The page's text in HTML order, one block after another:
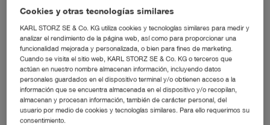
TELE PACK+ VET
Cookies y otras tecnologías similares
KARL STORZ SE & Co. KG utiliza cookies y tecnologías similares para medir y
analizar el rendimiento de la página web, así como para proporcionar una
funcionalidad mejorada y personalizada, o bien para fines de marketing.
Cuando se visita el sitio web, KARL STORZ SE & Co. KG o terceros que
actúan en nuestro nombre almacenan información, incluyendo datos
personales guardados en el dispositivo terminal y/o obtienen acceso a la
información que se encuentra almacenada en el dispositivo y/o recopilan,
almacenan y procesan información, también de carácter personal, del
usuario por medio de cookies y tecnologías similares. Para ello requerimos su
consentimiento.